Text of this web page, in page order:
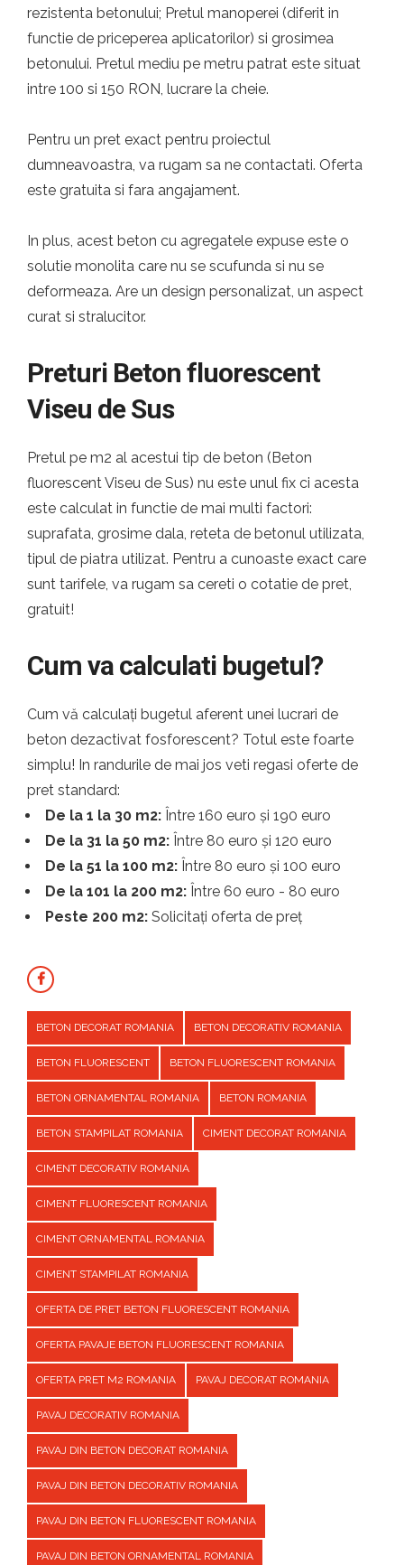
rezistenta betonului; Pretul manoperei (diferit in
functie de priceperea aplicatorilor) si grosimea
betonului. Pretul mediu pe metru patrat este situat
intre 100 si 150 RON, lucrare la cheie.
Pentru un pret exact pentru proiectul
dumneavoastra, va rugam sa ne contactati. Oferta
este gratuita si fara angajament.
In plus, acest beton cu agregatele expuse este o
solutie monolita care nu se scufunda si nu se
deformeaza. Are un design personalizat, un aspect
curat si stralucitor.
Preturi Beton fluorescent
Viseu de Sus
Pretul pe m2 al acestui tip de beton (Beton
fluorescent Viseu de Sus) nu este unul fix ci acesta
este calculat in functie de mai multi factori:
suprafata, grosime dala, reteta de betonul utilizata,
tipul de piatra utilizat. Pentru a cunoaste exact care
sunt tarifele, va rugam sa cereti o cotatie de pret,
gratuit!
Cum va calculati bugetul?
Cum vă calculați bugetul aferent unei lucrari de
beton dezactivat fosforescent? Totul este foarte
simplu! In randurile de mai jos veti regasi oferte de
pret standard:
De la 1 la 30 m2: Între 160 euro și 190 euro
De la 31 la 50 m2: Între 80 euro și 120 euro
De la 51 la 100 m2: Între 80 euro și 100 euro
De la 101 la 200 m2: Între 60 euro - 80 euro
Peste 200 m2: Solicitați oferta de preț
BETON DECORAT ROMANIA BETON DECORATIV ROMANIA
BETON FLUORESCENT BETON FLUORESCENT ROMANIA
BETON ORNAMENTAL ROMANIA BETON ROMANIA
BETON STAMPILAT ROMANIA CIMENT DECORAT ROMANIA
CIMENT DECORATIV ROMANIA
CIMENT FLUORESCENT ROMANIA
CIMENT ORNAMENTAL ROMANIA
CIMENT STAMPILAT ROMANIA
OFERTA DE PRET BETON FLUORESCENT ROMANIA
OFERTA PAVAJE BETON FLUORESCENT ROMANIA
OFERTA PRET M2 ROMANIA PAVAJ DECORAT ROMANIA
PAVAJ DECORATIV ROMANIA
PAVAJ DIN BETON DECORAT ROMANIA
PAVAJ DIN BETON DECORATIV ROMANIA
PAVAJ DIN BETON FLUORESCENT ROMANIA
PAVAJ DIN BETON ORNAMENTAL ROMANIA